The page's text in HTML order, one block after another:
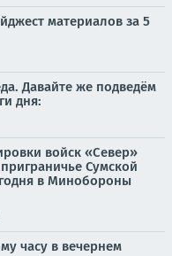
материалов за 5
Давайте же подведём
дня:
войск «Север»
Сумской
в Минобороны
часу в вечернем